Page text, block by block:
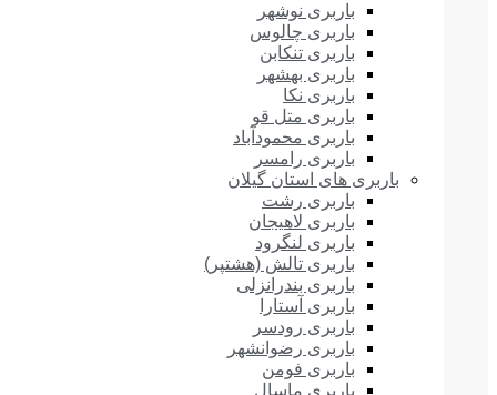
باربری نوشهر
باربری چالوس
باربری تنکابن
باربری بهشهر
باربری نکا
باربری متل قو
باربری محمودآباد
باربری رامسر
باربری های استان گیلان
باربری رشت
باربری لاهیجان
باربری لنگرود
باربری تالش (هشتپر)
باربری بندرانزلی
باربری آستارا
باربری رودسر
باربری رضوانشهر
باربری فومن
باربری ماسال